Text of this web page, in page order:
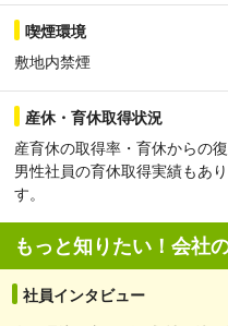
喫煙環境
敷地内禁煙
産休・育休取得状況
産育休の取得率・育休からの
男性社員の育休取得実績もあ
す。
もっと知りたい！会社
社員インタビュー